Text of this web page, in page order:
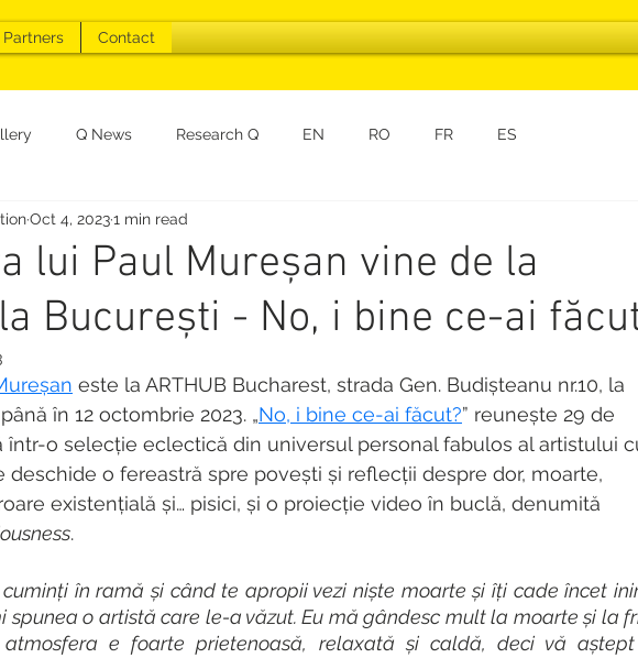
Partners Contact
Q News Research Q EN RO FR ES
lui Paul Mureșan vine de la
București - No, i bine ce-ai
Oct 4, 20231 min read
este la ARTHUB Bucharest, strada Gen. Budișteanu nr.10, la
în 12 octombrie 2023. „No, i bine ce-ai făcut?” reunește 29 de
într-o selecție eclectică din universul personal fabulos al artistului
deschide o fereastră spre povești și reflecții despre dor, moarte,
existențială și… pisici, și o proiecție video în buclă, denumită
.
în ramă și când te apropii vezi niște moarte și îți cade încet
spunea o artistă care le-a văzut. Eu mă gândesc mult la moarte și la
e foarte prietenoasă, relaxată și caldă, deci vă